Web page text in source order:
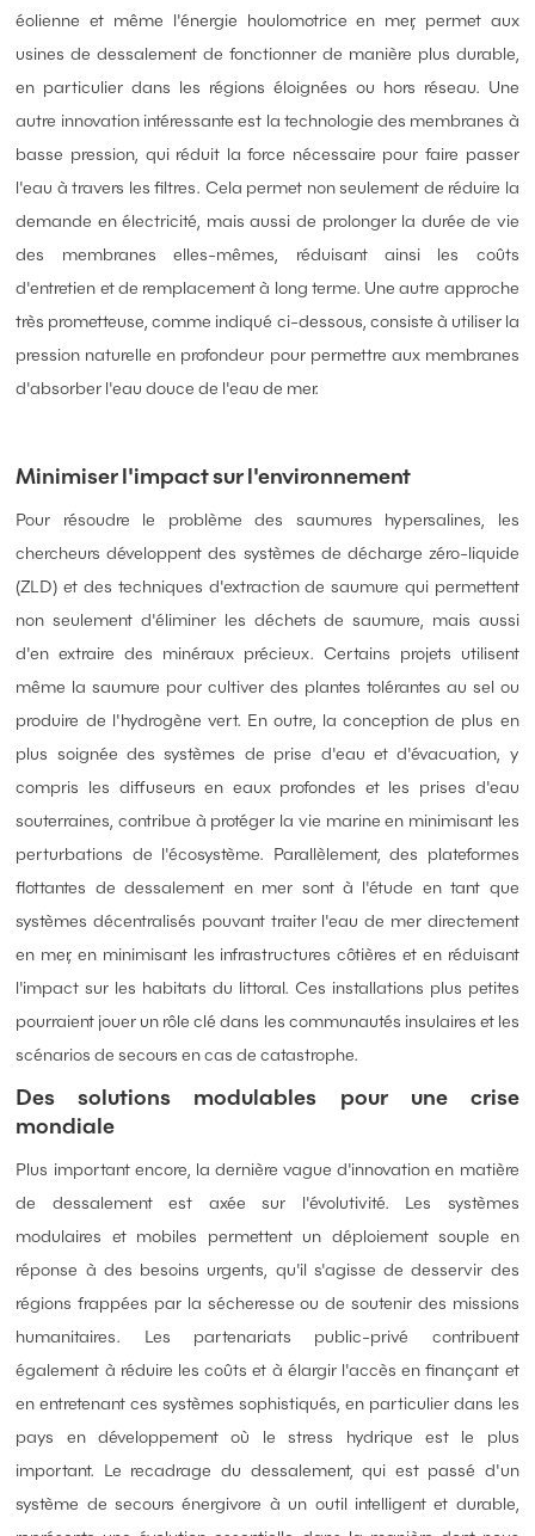
éolienne et même l'énergie houlomotrice en mer, permet aux
usines de dessalement de fonctionner de manière plus durable,
en particulier dans les régions éloignées ou hors réseau. Une
autre innovation intéressante est la technologie des membranes à
basse pression, qui réduit la force nécessaire pour faire passer
l'eau à travers les filtres. Cela permet non seulement de réduire la
demande en électricité, mais aussi de prolonger la durée de vie
des membranes elles-mêmes, réduisant ainsi les coûts
d'entretien et de remplacement à long terme. Une autre approche
très prometteuse, comme indiqué ci-dessous, consiste à utiliser la
pression naturelle en profondeur pour permettre aux membranes
d'absorber l'eau douce de l'eau de mer.
Minimiser l'impact sur l'environnement
Pour résoudre le problème des saumures hypersalines, les
chercheurs développent des systèmes de décharge zéro-liquide
(ZLD) et des techniques d'extraction de saumure qui permettent
non seulement d'éliminer les déchets de saumure, mais aussi
d'en extraire des minéraux précieux. Certains projets utilisent
même la saumure pour cultiver des plantes tolérantes au sel ou
produire de l'hydrogène vert. En outre, la conception de plus en
plus soignée des systèmes de prise d'eau et d'évacuation, y
compris les diffuseurs en eaux profondes et les prises d'eau
souterraines, contribue à protéger la vie marine en minimisant les
perturbations de l'écosystème. Parallèlement, des plateformes
flottantes de dessalement en mer sont à l'étude en tant que
systèmes décentralisés pouvant traiter l'eau de mer directement
en mer, en minimisant les infrastructures côtières et en réduisant
l'impact sur les habitats du littoral. Ces installations plus petites
pourraient jouer un rôle clé dans les communautés insulaires et les
scénarios de secours en cas de catastrophe.
Des solutions modulables pour une crise
mondiale
Plus important encore, la dernière vague d'innovation en matière
de dessalement est axée sur l'évolutivité. Les systèmes
modulaires et mobiles permettent un déploiement souple en
réponse à des besoins urgents, qu'il s'agisse de desservir des
régions frappées par la sécheresse ou de soutenir des missions
humanitaires. Les partenariats public-privé contribuent
également à réduire les coûts et à élargir l'accès en finançant et
en entretenant ces systèmes sophistiqués, en particulier dans les
pays en développement où le stress hydrique est le plus
important. Le recadrage du dessalement, qui est passé d'un
système de secours énergivore à un outil intelligent et durable,